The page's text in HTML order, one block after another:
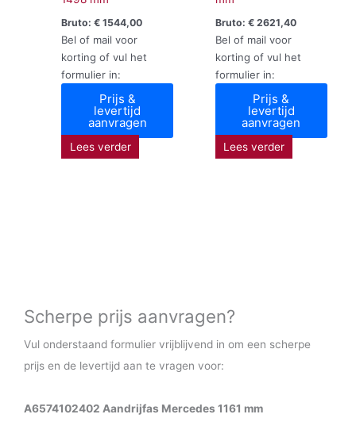
Bruto:€ 1544,00
Bel of mail voor
korting of vul het
formulier in:
Prijs &
levertijd
aanvragen
Lees verder
Bruto: €2621,40
Bel of mail voor
korting of vul het
formulier in:
Prijs &
levertijd
aanvragen
Lees verder
Scherpe prijs aanvragen?
Vul onderstaand formulier vrijblijvend in om een scherpe
prijs en de levertijd aan te vragen voor:
A6574102402 Aandrijfas Mercedes 1161 mm